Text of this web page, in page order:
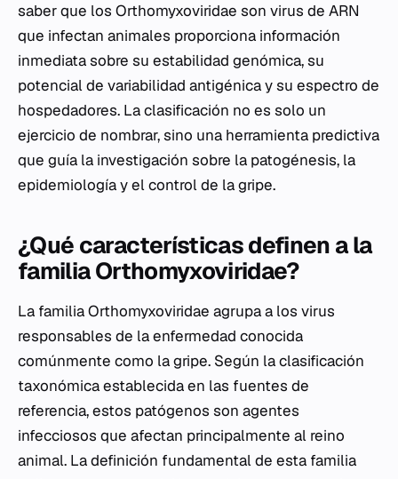
saber que los Orthomyxoviridae son virus de ARN
que infectan animales proporciona información
inmediata sobre su estabilidad genómica, su
potencial de variabilidad antigénica y su espectro de
hospedadores. La clasificación no es solo un
ejercicio de nombrar, sino una herramienta predictiva
que guía la investigación sobre la patogénesis, la
epidemiología y el control de la gripe.
¿Qué características definen a la
familia Orthomyxoviridae?
La familia Orthomyxoviridae agrupa a los virus
responsables de la enfermedad conocida
comúnmente como la gripe. Según la clasificación
taxonómica establecida en las fuentes de
referencia, estos patógenos son agentes
infecciosos que afectan principalmente al reino
animal. La definición fundamental de esta familia